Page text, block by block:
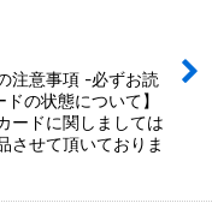
注意事項 -必ずお読
の状態について】
ードに関しましては
させて頂いておりま